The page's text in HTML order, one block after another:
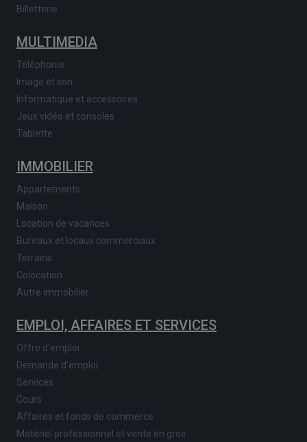
Billetterie
MULTIMEDIA
Téléphonie
Image et son
Informatique et accessoires
Jeux vidéo et consoles
Tablette
IMMOBILIER
Appartements
Maison
Location de vacances
Bureaux et locaux commerciaux
Terrains
Colocation
Autre immobilier
EMPLOI, AFFAIRES ET SERVICES
Offre d'emploi
Demande d'emploi
Services
Cours
Affaires et fonds de commerce
Matériel professionnel et vente en gros